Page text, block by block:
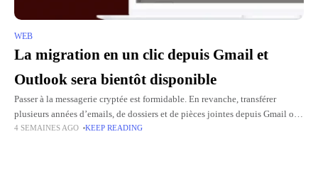
WEB
La migration en un clic depuis Gmail et
Outlook sera bientôt disponible
Passer à la messagerie cryptée est formidable. En revanche, transférer
plusieurs années d’emails, de dossiers et de pièces jointes depuis Gmail ou
Outlook peut vite devenir intimidant. Pour simplifier cette
4 SEMAINES AGO KEEP READING